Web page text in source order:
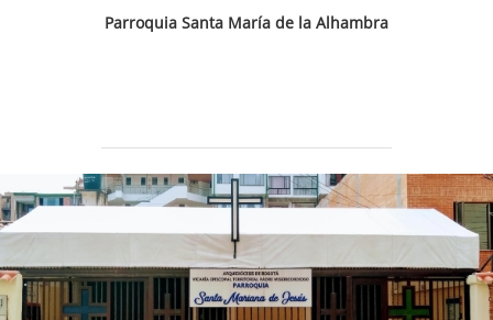
Parroquia Santa María de la Alhambra